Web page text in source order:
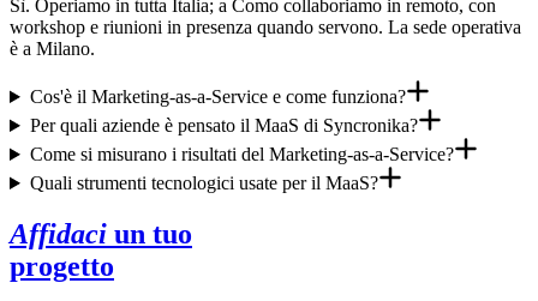
Sì. Operiamo in tutta Italia; a Como collaboriamo in remoto, con
workshop e riunioni in presenza quando servono. La sede operativa
è a Milano.
Cos'è il Marketing-as-a-Service e come funziona?
Per quali aziende è pensato il MaaS di Syncronika?
Come si misurano i risultati del Marketing-as-a-Service?
Quali strumenti tecnologici usate per il MaaS?
Affidaci un tuo
progetto